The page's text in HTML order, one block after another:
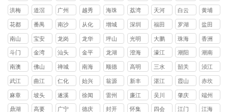
镇
镇
镇
镇
镇
镇
镇
镇
墩镇
洪梅
镇
道滘
镇
广州
越秀
区
海珠
区
荔湾
区
天河
区
白云
区
黄埔
区
花都
区
番禺
区
南沙
区
从化
区
增城
区
深圳
福田
区
罗湖
区
盐田
区
南山
区
宝安
区
龙岗
区
龙华
区
坪山
区
光明
区
大鹏
新区
珠海
香洲
区
斗门
区
金湾
区
汕头
金平
区
龙湖
区
澄海
区
濠江
区
潮阳
区
潮南
区
南澳
县
佛山
禅城
区
南海
区
顺德
区
高明
区
三水
区
韶关
浈江
区
武江
区
曲江
区
仁化
县
始兴
县
翁源
县
新丰
县
湛江
霞山
区
赤坎
区
麻章
区
坡头
区
遂溪
县
徐闻
县
雷州
市
廉江
市
吴川
市
肇庆
端州
区
鼎湖
高要
广宁
德庆
封开
怀集
四会
江门
江海